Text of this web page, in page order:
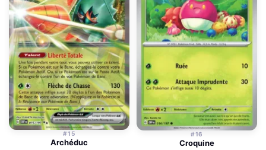
#15
Archéduc
#16
Croquine